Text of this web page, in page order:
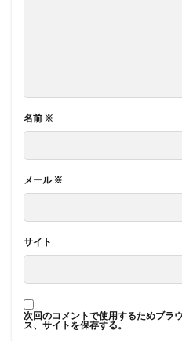
名前 ※
メール※
サイト
次回のコメントで使用するためブラ
ス、サイトを保存する。